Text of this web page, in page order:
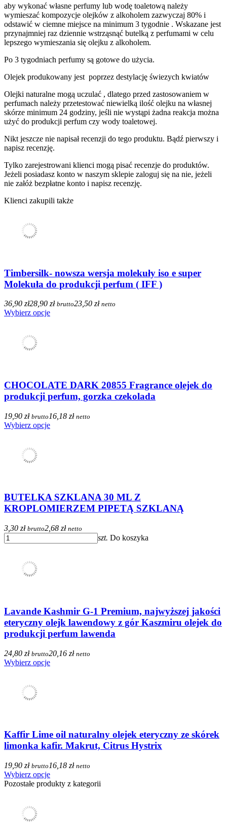
aby wykonać własne perfumy lub wodę toaletową należy
wymieszać kompozycje olejków z alkoholem zazwyczaj 80% i
odstawić w ciemne miejsce na minimum 3 tygodnie . Wskazane jest
przynajmniej raz dziennie wstrząsnąć butelką z perfumami w celu
lepszego wymieszania się olejku z alkoholem.
Po 3 tygodniach perfumy są gotowe do użycia.
Olejek produkowany jest poprzez destylację świezych kwiatów
Olejki naturalne mogą uczulać , dlatego przed zastosowaniem w
perfumach należy przetestować niewielką ilość olejku na własnej
skórze minimum 24 godziny, jeśli nie wystąpi żadna reakcja można
użyć do produkcji perfum czy wody toaletowej.
Nikt jeszcze nie napisał recenzji do tego produktu. Bądź pierwszy i
napisz recenzję.
Tylko zarejestrowani klienci mogą pisać recenzje do produktów.
Jeżeli posiadasz konto w naszym sklepie zaloguj się na nie, jeżeli
nie załóż bezpłatne konto i napisz recenzję.
Klienci zakupili także
Timbersilk- nowsza wersja molekuły iso e super
Molekuła do produkcji perfum ( IFF )
36,90 zł28,90 zł brutto23,50 zł netto
Wybierz opcje
CHOCOLATE DARK 20855 Fragrance olejek do
produkcji perfum, gorzka czekolada
19,90 zł brutto 16,18 zł netto
Wybierz opcje
BUTELKA SZKLANA 30 ML Z
KROPLOMIERZEM PIPETĄ SZKLANĄ
3,30 zł brutto2,68 zł netto
szt. Do koszyka
Lavande Kashmir G-1 Premium, najwyższej jakości
eteryczny olejk lawendowy z gór Kaszmiru olejek do
produkcji perfum lawenda
24,80 zł brutto20,16 zł netto
Wybierz opcje
Kaffir Lime oil naturalny olejek eteryczny ze skórek
limonka kafir. Makrut, Citrus Hystrix
19,90 zł brutto 16,18 zł netto
Wybierz opcje
Pozostałe produkty z kategorii